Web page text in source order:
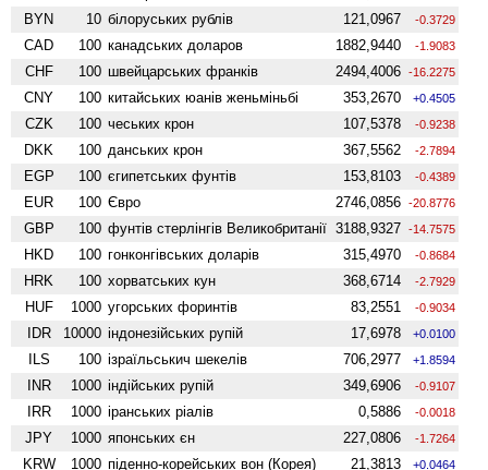
BYN 10 білоруських рублів 121,0967 -0.3729
CAD 100 канадських доларов 1882,9440 -1.9083
CHF 100 швейцарських франків 2494,4006 -16.2275
CNY 100 китайських юанів женьмiньбi 353,2670 +0.4505
CZK 100 чеських крон 107,5378 -0.9238
DKK 100 данських крон 367,5562 -2.7894
EGP 100 єгипетських фунтів 153,8103 -0.4389
EUR 100 Євро 2746,0856 -20.8776
GBP 100 фунтів стерлінгів Велико­британії 3188,9327 -14.7575
HKD 100 гонконгівських доларів 315,4970 -0.8684
HRK 100 хорватських кун 368,6714 -2.7929
HUF 1000 угорських форинтів 83,2551 -0.9034
IDR 10000 індонезійських рупій 17,6978 +0.0100
ILS 100 ізраїльськич шекелів 706,2977 +1.8594
INR 1000 індійських рупій 349,6906 -0.9107
IRR 1000 іранських ріалів 0,5886 -0.0018
JPY 1000 японських єн 227,0806 -1.7264
KRW 1000 піденно-корейських вон (Корея) 21,3813 +0.0464